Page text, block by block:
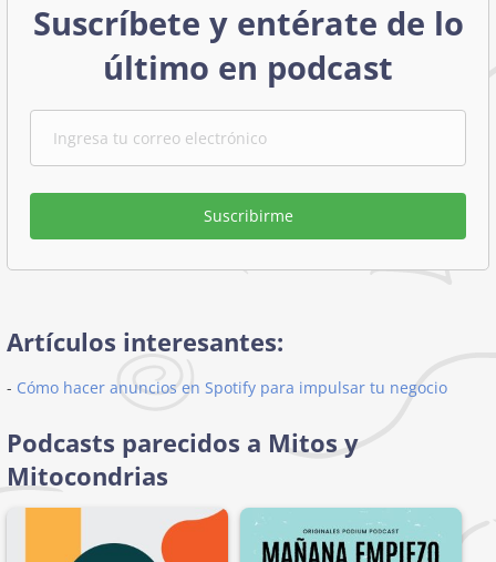
Suscríbete y entérate de lo
último en podcast
Suscribirme
Artículos interesantes:
- Cómo hacer anuncios en Spotify para impulsar tu negocio
Podcasts parecidos a Mitos y
Mitocondrias